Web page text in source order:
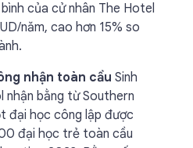
của cử nhân The Hotel
năm, cao hơn 15% so
nhận toàn cầu Sinh
nhận bằng từ Southern
đại học công lập được
đại học trẻ toàn cầu